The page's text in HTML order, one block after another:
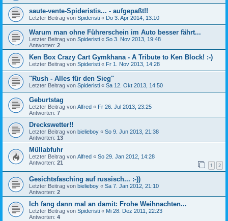
saute-vente-Spideristis... - aufgepaßt!!
Letzter Beitrag von Spideristi « Do 3. Apr 2014, 13:10
Warum man ohne Führerschein im Auto besser fährt...
Letzter Beitrag von Spideristi « So 3. Nov 2013, 19:48
Antworten: 2
Ken Box Crazy Cart Gymkhana - A Tribute to Ken Block! :-)
Letzter Beitrag von Spideristi « Fr 1. Nov 2013, 14:28
"Rush - Alles für den Sieg"
Letzter Beitrag von Spideristi « Sa 12. Okt 2013, 14:50
Geburtstag
Letzter Beitrag von Alfred « Fr 26. Jul 2013, 23:25
Antworten: 7
Dreckswetter!!
Letzter Beitrag von bielieboy « So 9. Jun 2013, 21:38
Antworten: 13
Müllabfuhr
Letzter Beitrag von Alfred « So 29. Jan 2012, 14:28
Antworten: 21 1 2
Gesichtsfasching auf russisch... :-))
Letzter Beitrag von bielieboy « Sa 7. Jan 2012, 21:10
Antworten: 2
Ich fang dann mal an damit: Frohe Weihnachten...
Letzter Beitrag von Spideristi « Mi 28. Dez 2011, 22:23
Antworten: 4